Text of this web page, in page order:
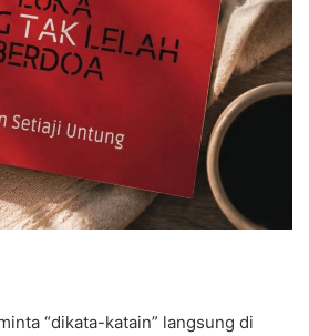
“dikata-katain” langsung di